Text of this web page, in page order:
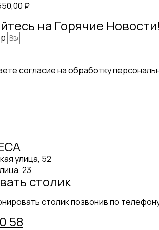
₽
на Горячие Новости!
согласие на обработку
улица, 52
23
столик
столик позвонив по
58